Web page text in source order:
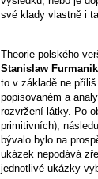
své klady vlastně i
Theorie polského
Stanislaw Furmanik
to v základě ne
popisovaném a
rozvržení látky. Po
primitivních),
bývalo bylo na
ukázek nepodává
jednotlivé ukázky